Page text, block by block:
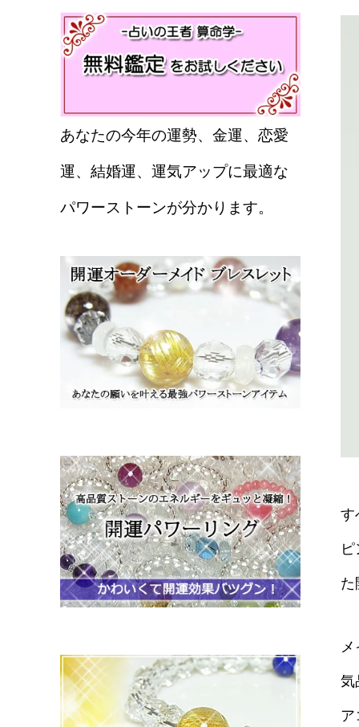
す
た
気
ア
あなたの今年の運勢、金運、恋愛
運、結婚運、運気アップに最適な
パワーストーンが分かります。